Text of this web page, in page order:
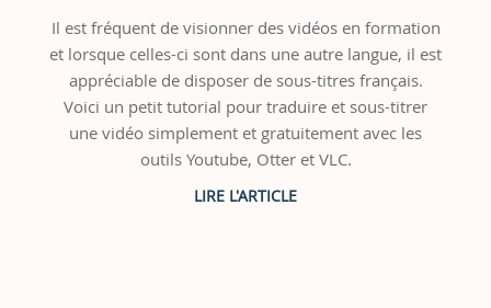
Il est fréquent de visionner des vidéos en formation
et lorsque celles-ci sont dans une autre langue, il est
appréciable de disposer de sous-titres français.
Voici un petit tutorial pour traduire et sous-titrer
une vidéo simplement et gratuitement avec les
outils Youtube, Otter et VLC.